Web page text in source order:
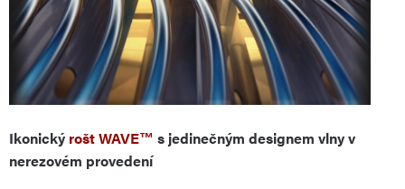
Ikonický rošt WAVE™ s jedinečným designem vlny v
nerezovém provedení